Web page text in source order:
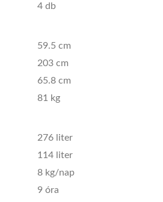
4 db
59.5 cm
203 cm
65.8 cm
81 kg
276 liter
114 liter
8 kg/nap
9 óra